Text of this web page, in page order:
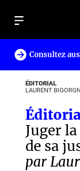
Consultez
ÉDITORIAL
LAURENT
Juger
de sa
par